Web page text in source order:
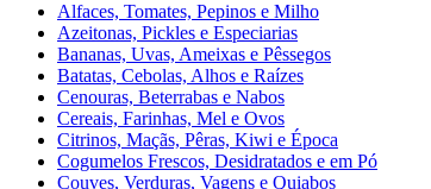
Alfaces, Tomates, Pepinos e Milho
Azeitonas, Pickles e Especiarias
Bananas, Uvas, Ameixas e Pêssegos
Batatas, Cebolas, Alhos e Raízes
Cenouras, Beterrabas e Nabos
Cereais, Farinhas, Mel e Ovos
Citrinos, Maçãs, Pêras, Kiwi e Época
Cogumelos Frescos, Desidratados e em Pó
Couves, Verduras, Vagens e Quiabos